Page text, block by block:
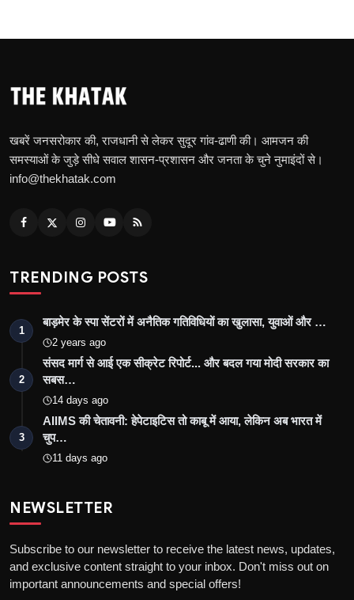
खबरें जनसरोकार की, राजधानी से लेकर सुदूर गांव-ढाणी की। आमजन की
समस्याओं के जुड़े सीधे सवाल शासन-प्रशासन और जनता के चुने नुमाइंदों से।
info@thekhatak.com
TRENDING POSTS
1
बाड़मेर के स्पा सेंटरों में अनैतिक गतिविधियों का खुलासा, युवाओं और …
2 years ago
2
संसद मार्ग से आई एक सीक्रेट रिपोर्ट... और बदल गया मोदी सरकार का
सबस…
14 days ago
3
AIIMS की चेतावनी: हेपेटाइटिस तो काबू में आया, लेकिन अब भारत में
चुप…
11 days ago
NEWSLETTER
Subscribe to our newsletter to receive the latest news, updates,
and exclusive content straight to your inbox. Don't miss out on
important announcements and special offers!